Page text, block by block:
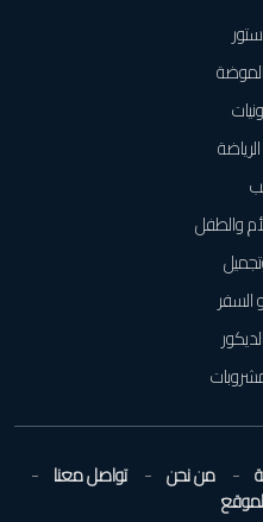
والطفل
السفر
من نحن تواصل معنا